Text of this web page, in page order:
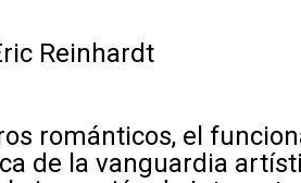
Reinhardt
románticos, el
de la vanguardia